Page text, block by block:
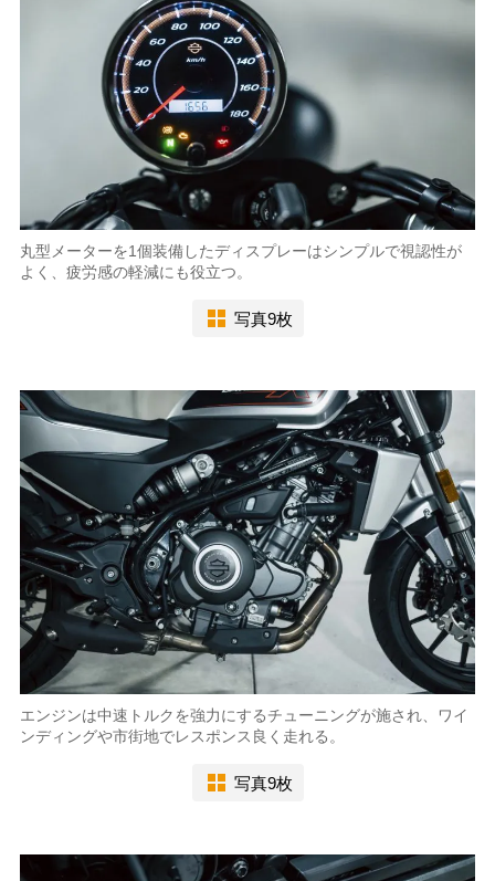
丸型メーターを1個装備したディスプレーはシンプルで視認性が
よく、疲労感の軽減にも役立つ。
写真9枚
エンジンは中速トルクを強力にするチューニングが施され、ワイ
ンディングや市街地でレスポンス良く走れる。
写真9枚